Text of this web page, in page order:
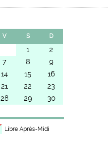
V S D
1
2
7 8
9
14 15
16
21 22
23
28 29
30
Libre Après-Midi